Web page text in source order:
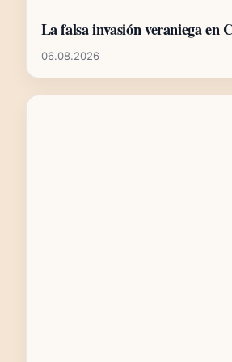
La falsa invasión veraniega en
06.08.2026